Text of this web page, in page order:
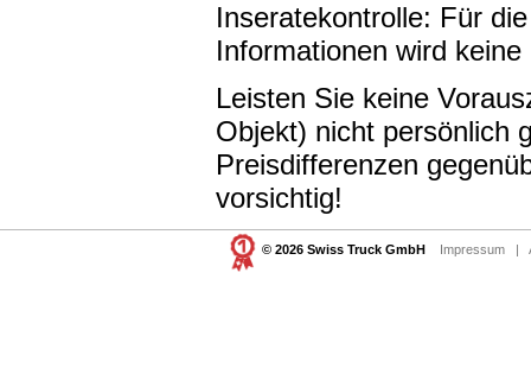
Inseratekontrolle: Für
Informationen wird
Leisten Sie keine
Objekt) nicht persönlich
Preisdifferenzen
vorsichtig!
© 2026 Swiss Truck GmbH Impressum |